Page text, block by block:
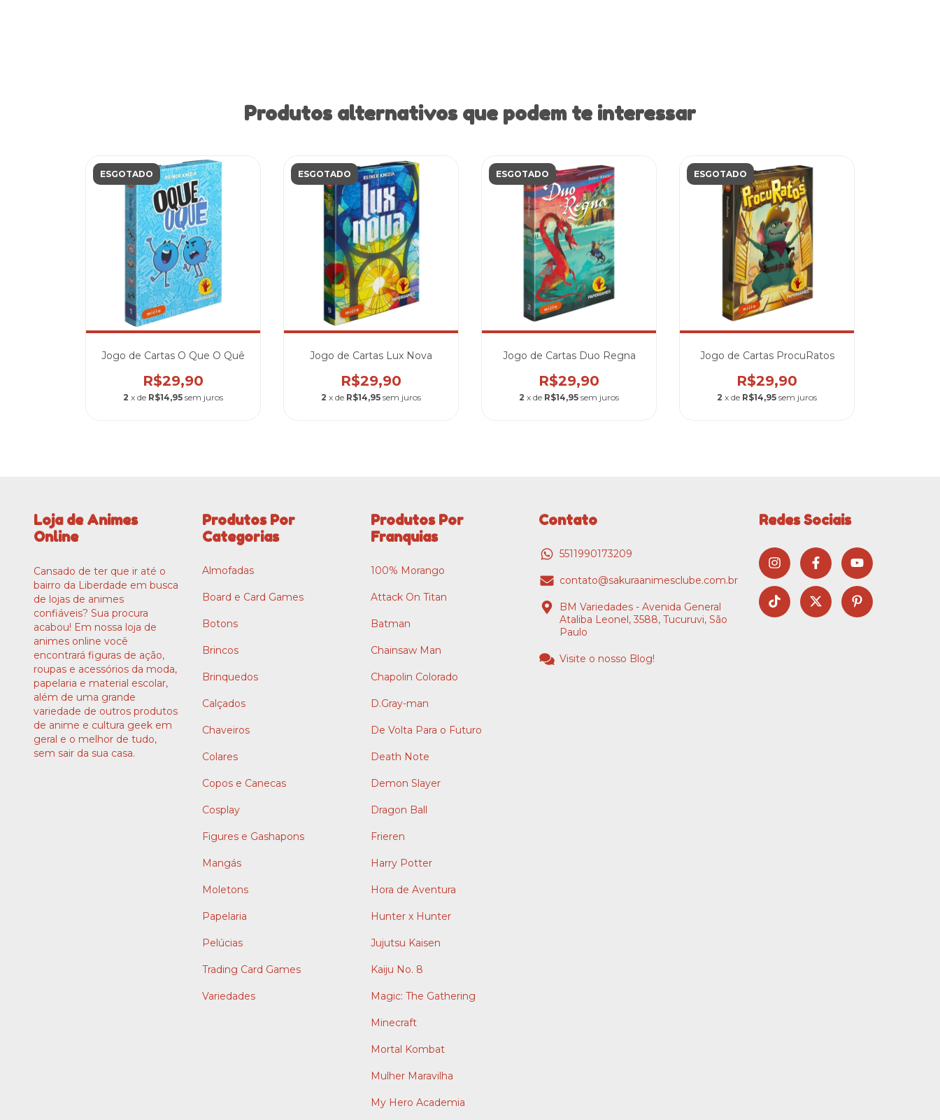
Produtos alternativos que podem te interessar
ESGOTADO
Jogo de Cartas O Que O Quê
R$29,90
2 x de R$14,95 sem juros
ESGOTADO
Jogo de Cartas Lux Nova
R$29,90
2 x de R$14,95 sem juros
ESGOTADO
Jogo de Cartas Duo Regna
R$29,90
2 x de R$14,95 sem juros
ESGOTADO
Jogo de Cartas ProcuRatos
R$29,90
2 x de R$14,95 sem juros
Loja de Animes
Online
Cansado de ter que ir até o
bairro da Liberdade em busca
de lojas de animes
confiáveis? Sua procura
acabou! Em nossa loja de
animes online você
encontrará figuras de ação,
roupas e acessórios da moda,
papelaria e material escolar,
além de uma grande
variedade de outros produtos
de anime e cultura geek em
geral e o melhor de tudo,
sem sair da sua casa.
Produtos Por
Categorias
Almofadas
Board e Card Games
Botons
Brincos
Brinquedos
Calçados
Chaveiros
Colares
Copos e Canecas
Cosplay
Figures e Gashapons
Mangás
Moletons
Papelaria
Pelúcias
Trading Card Games
Variedades
Produtos Por
Franquias
100% Morango
Attack On Titan
Batman
Chainsaw Man
Chapolin Colorado
D.Gray-man
De Volta Para o Futuro
Death Note
Demon Slayer
Dragon Ball
Frieren
Harry Potter
Hora de Aventura
Hunter x Hunter
Jujutsu Kaisen
Kaiju No. 8
Magic: The Gathering
Minecraft
Mortal Kombat
Mulher Maravilha
My Hero Academia
Contato
5511990173209
contato@sakuraanimesclube.com.br
BM Variedades - Avenida General
Ataliba Leonel, 3588, Tucuruvi, São
Paulo
Visite o nosso Blog!
Redes Sociais